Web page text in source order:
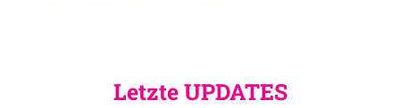
Letzte UPDATES